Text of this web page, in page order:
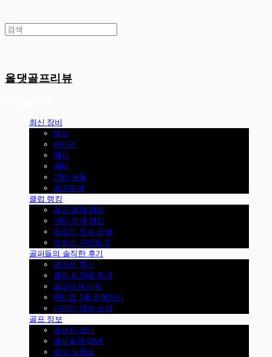
올댓골프리뷰
최신 장비
우드
아이언
웨지
퍼터
기타 용품
골프웨어
클럽 랭킹
골프 클럽 랭킹
기타 장비 랭킹
프로의 우승 장비
프로의 가방털기
골퍼들의 솔직한 후기
골프장 후기
클럽 & 장비 후기
골프패션 리뷰
핸디캡 1홀 정복하기
나만의 리뷰 쓰기
골프 정보
초보자 코너
골퍼들의 Q&A
골프 실험실